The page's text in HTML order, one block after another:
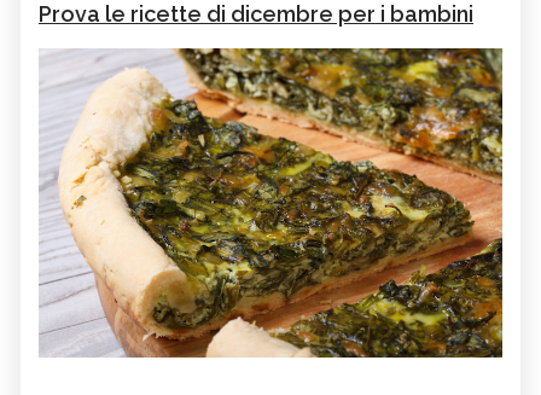
Prova le ricette di dicembre per i bambini